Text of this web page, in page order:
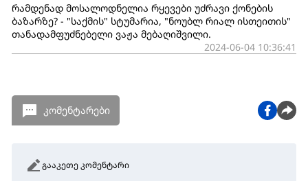
რამდენად მოსალოდნელია რყევები უძრავი ქონების
ბაზარზე? - "საქმის" სტუმარია, "ნოუბლ რიალ ისთეითის"
თანადამფუძნებელი ვაჟა მებაღიშვილი.
2024-06-04 10:36:41
კომენტარები
გააკეთე კომენტარი